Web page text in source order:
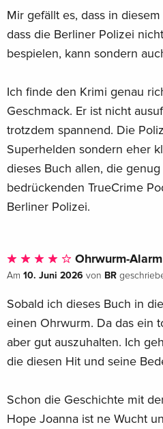
wird.
Vorwort
langersehnte zweite
Mir gefällt es, dass in
dass die Berliner Polizei
bespielen, kann sondern
Ich finde den Krimi genau
Geschmack. Er ist nicht
trotzdem spannend. Die
Superhelden sondern eher
dieses Buch allen, die
bedrückenden TrueCrime
Berliner Polizei.
Ohrwurm-Alarm
Am 10. Juni 2026 von BR
Sobald ich dieses Buch in
einen Ohrwurm. Da das ein
aber gut auszuhalten. Ich
die diesen Hit und seine
Schon die Geschichte mit
Hope Joanna ist ne Wucht